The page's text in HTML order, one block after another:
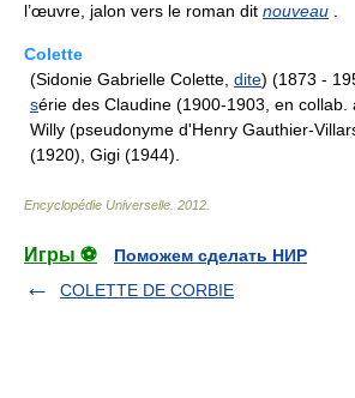
l’œuvre, jalon vers le roman dit nouveau
Colette
(Sidonie Gabrielle Colette, dite) (1873 -
série des Claudine (1900-1903, en
Willy (pseudonyme d'Henry Gauthier-
(1920), Gigi (1944).
Encyclopédie Universelle 2012
Игры ⚽
Поможем сделать НИР
COLETTE DE CORBIE